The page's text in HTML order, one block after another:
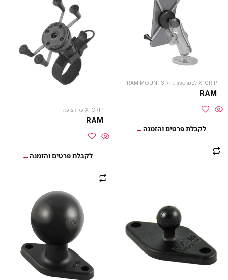
X-GRIP לסמרטפון גדול RAM MOUNTS
RAM
X-GRIP על רצועה
RAM